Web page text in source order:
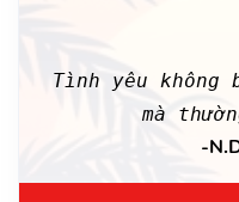
Tình yêu
mà
-